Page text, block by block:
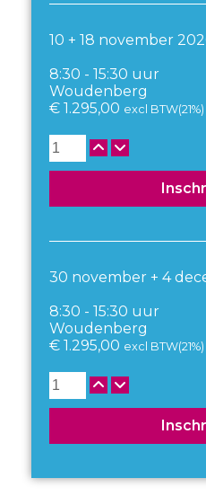
10 + 18 november
8:30 - 15:30 uur
Woudenberg
€ 1.295,00 excl BTW(21%)
Aantal
30 november + 4
8:30 - 15:30 uur
Woudenberg
€ 1.295,00 excl BTW(21%)
Aantal